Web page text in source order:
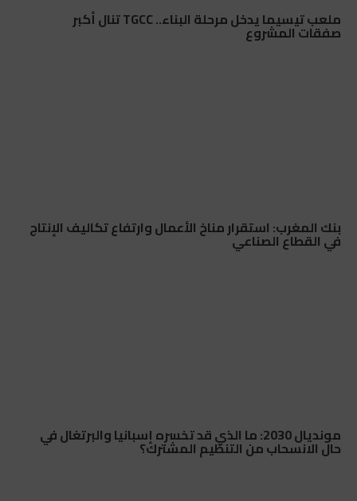
ملعب تيسيما يدخل مرحلة البناء.. TGCC تنال أكبر
صفقات المشروع
بنك المغرب: استقرار مناخ الأعمال وارتفاع تكاليف الإنتاج
في القطاع الصناعي
مونديال 2030: ما الذي قد تخسره إسبانيا والبرتغال في
حال الانسحاب من التنظيم المشترك؟